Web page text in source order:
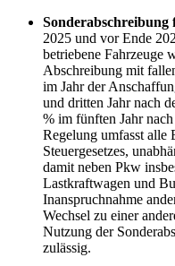
Sonderabschreibung
2025 und vor Ende
betriebene Fahrzeuge
Abschreibung mit
im Jahr der
und dritten Jahr nach
% im fünften Jahr
Regelung umfasst alle
Steuergesetzes,
damit neben Pkw
Lastkraftwagen und
Inanspruchnahme
Wechsel zu einer
Nutzung der
zulässig.